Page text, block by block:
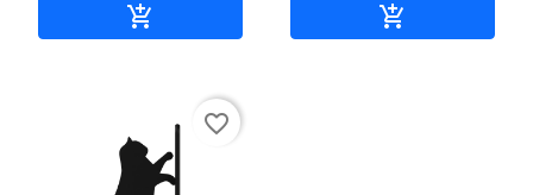
 
favorite_border